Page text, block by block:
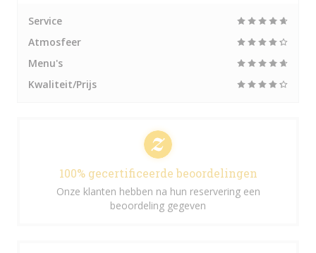
Service
Atmosfeer
Menu's
Kwaliteit/Prijs
100% gecertificeerde beoordelingen
Onze klanten hebben na hun reservering een
beoordeling gegeven